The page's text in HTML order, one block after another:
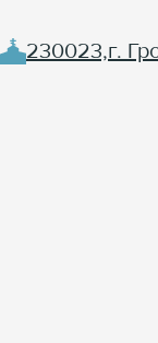
230023,г.